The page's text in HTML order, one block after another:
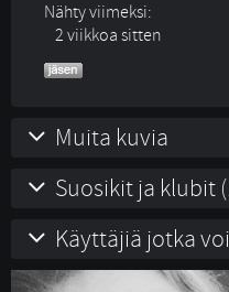
Nähty viimeksi:
2 viikkoa sitten
Muita kuvia
Suosikit ja klubit
Käyttäjiä jotka